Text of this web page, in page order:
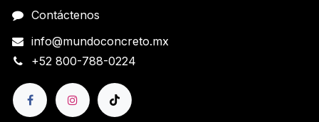
Contáctenos
info@mundoconcreto.mx
+52 800-788-0224